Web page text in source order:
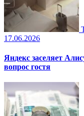
17.06.2026
Яндекс заселяет
вопрос гостя